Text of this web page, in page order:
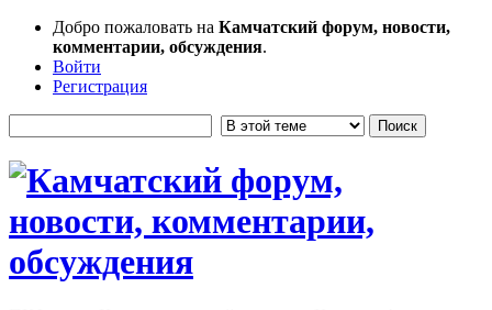
Добро пожаловать на Камчатский форум, новости,
комментарии, обсуждения.
Войти
Регистрация